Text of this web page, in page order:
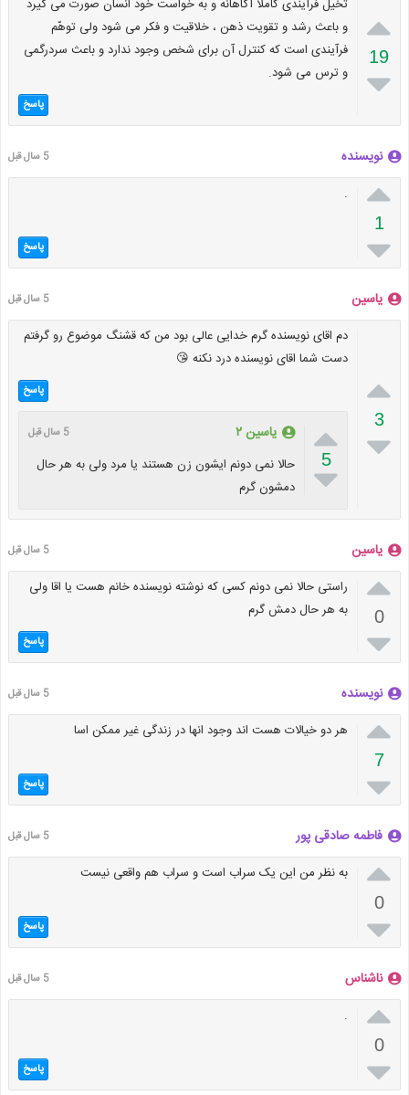

19

تخیل فرآیندی کاملاً آگاهانه و به خواست خود انسان صورت می گیرد
و باعث رشد و تقویت ذهن ، خلاقیت و فکر می شود ولی توهّم
فرآیندی است که کنترل آن برای شخص وجود ندارد و باعث سردرگمی
و ترس می شود.
پاسخ
نویسنده 5 سال قبل

1

.
پاسخ
یاسین 5 سال قبل

3

دم اقای نویسنده گرم خدایی عالی بود من که قشنگ موضوع رو گرفتم
دست شما اقای نویسنده درد نکنه 😘
پاسخ

5

یاسین ۲ 5 سال قبل
حالا نمی دونم ایشون زن هستند یا مرد ولی به هر حال
دمشون گرم
یاسین 5 سال قبل

0

راستی حالا نمی دونم کسی که نوشته نویسنده خانم هست یا اقا ولی
به هر حال دمش گرم
پاسخ
نویسنده 5 سال قبل

7

هر دو خیالات هست اند وجود انها در زندگی غیر ممکن اسا
پاسخ
فاطمه صادقی پور 5 سال قبل

0

به نظر من این یک سراب است و سراب هم واقعی نیست
پاسخ
ناشناس 5 سال قبل

0

.
پاسخ